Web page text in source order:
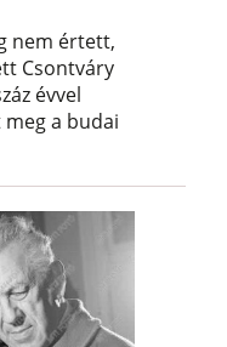
nem értett,
Csontváry
évvel
a budai